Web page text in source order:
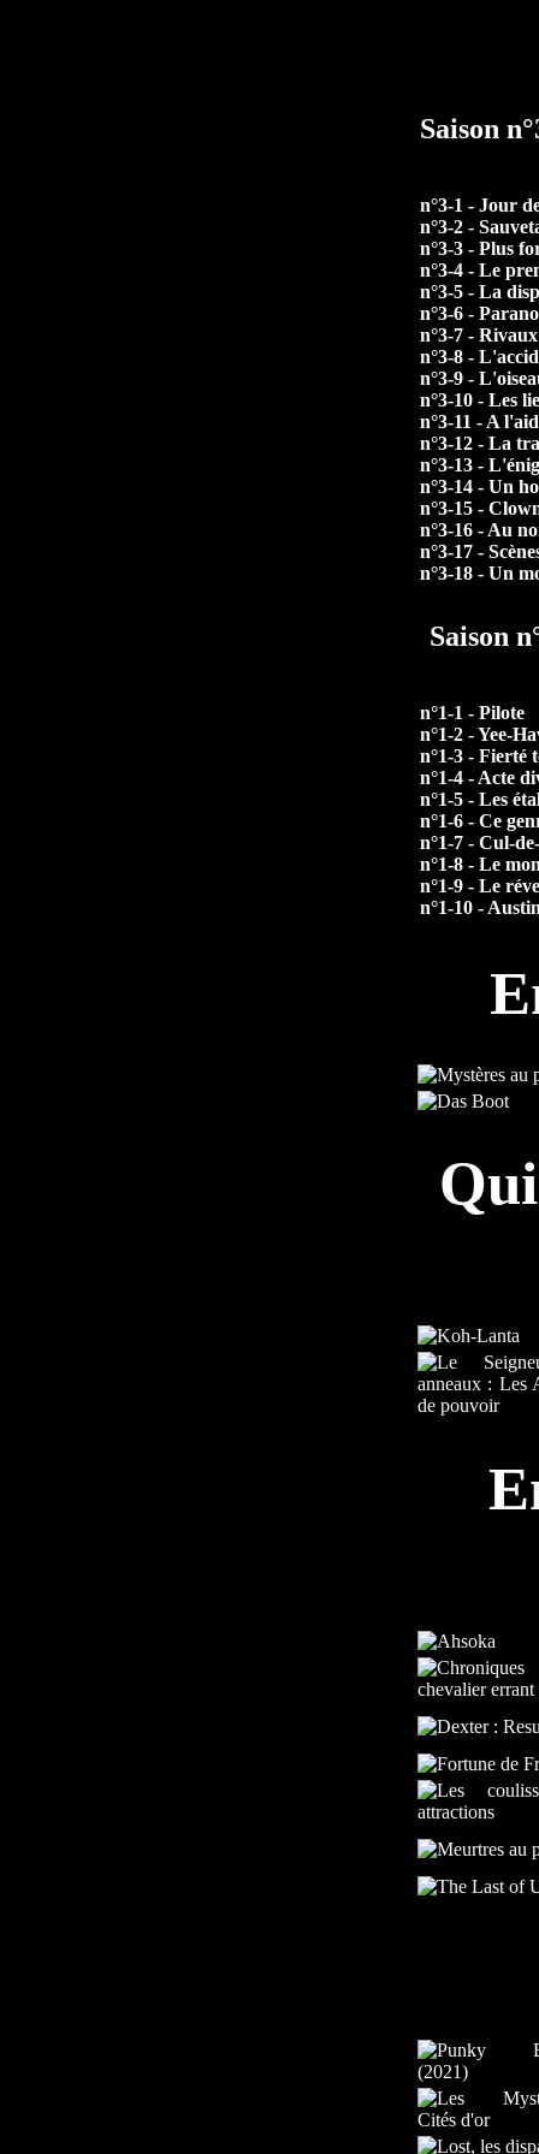
Saison
n°3-1 - Jour
n°3-2 -
n°3-3 - Plus
n°3-4 - Le
n°3-5 - La
n°3-6 -
n°3-7 -
n°3-8 -
n°3-9 -
n°3-10 - Les
n°3-11 - A
n°3-12 - La
n°3-13 -
n°3-14 - Un
n°3-15 -
n°3-16 - Au
n°3-17 -
n°3-18 - Un
Saison
n°1-1 - Pilote
n°1-2 - Yee-
n°1-3 - Fierté
n°1-4 - Acte
n°1-5 - Les
n°1-6 - Ce
n°1-7 - Cul-
n°1-8 - Le
n°1-9 - Le
n°1-10 -